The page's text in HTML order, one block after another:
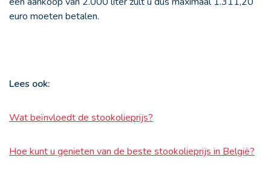
euro moeten betalen.
Lees ook:
Wat beïnvloedt de stookolieprijs?
Hoe kunt u genieten van de beste stookolieprijs in België?